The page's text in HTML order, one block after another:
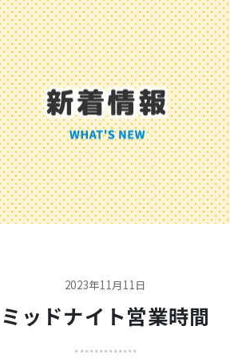
2023年11月11日
ミッドナイト営業時間